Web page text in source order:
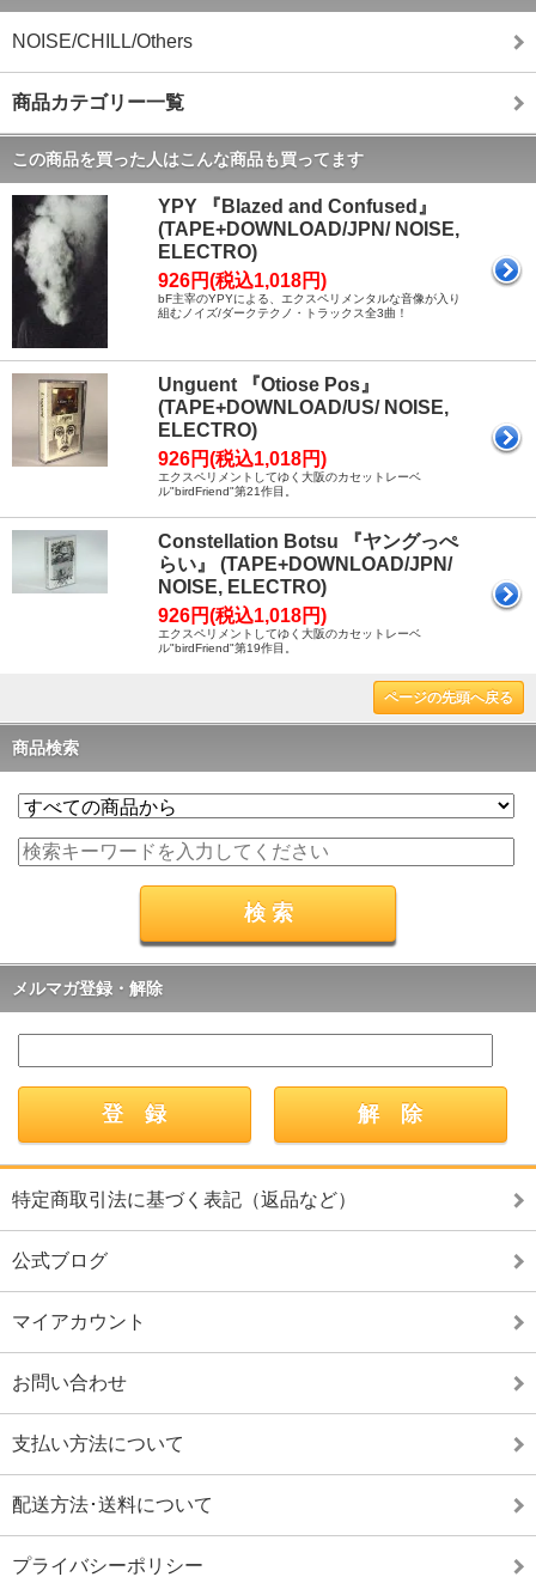
NOISE/CHILL/Others
商品カテゴリー一覧
この商品を買った人はこんな商品も買ってます
YPY 『Blazed and Confused』
(TAPE+DOWNLOAD/JPN/ NOISE,
ELECTRO)
926円(税込1,018円)
bF主宰のYPYによる、エクスペリメンタルな音像が入り
組むノイズ/ダークテクノ・トラックス全3曲！
Unguent 『Otiose Pos』
(TAPE+DOWNLOAD/US/ NOISE,
ELECTRO)
926円(税込1,018円)
エクスペリメントしてゆく大阪のカセットレーベ
ル"birdFriend"第21作目。
Constellation Botsu 『ヤングっぺ
らい』 (TAPE+DOWNLOAD/JPN/
NOISE, ELECTRO)
926円(税込1,018円)
エクスペリメントしてゆく大阪のカセットレーベ
ル"birdFriend"第19作目。
ページの先頭へ戻る
商品検索
メルマガ登録・解除
特定商取引法に基づく表記（返品など）
公式ブログ
マイアカウント
お問い合わせ
支払い方法について
配送方法･送料について
プライバシーポリシー